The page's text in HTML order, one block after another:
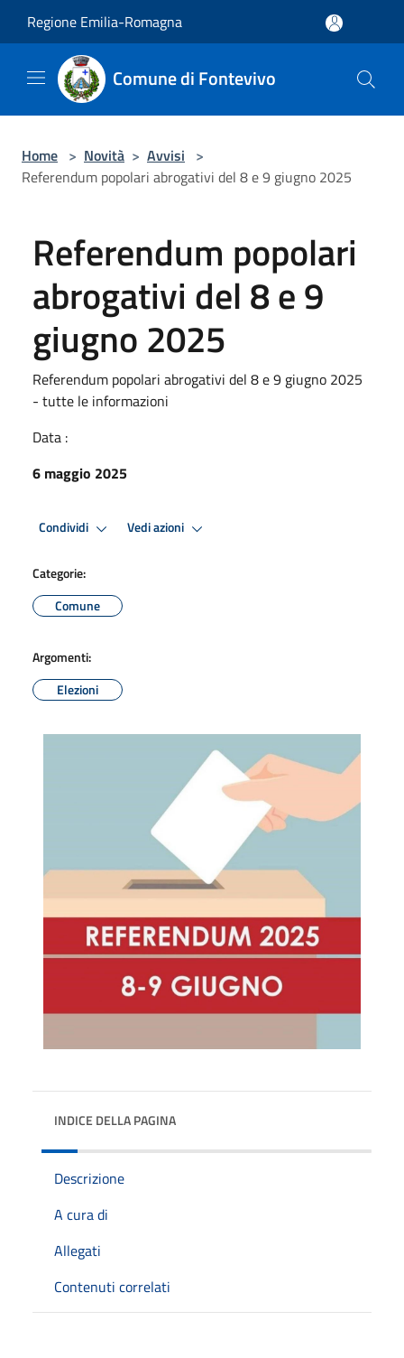
Regione Emilia-Romagna
Comune di Fontevivo
Home > Novità > Avvisi >
Referendum popolari abrogativi del 8 e 9 giugno 2025
Referendum popolari
abrogativi del 8 e 9
giugno 2025
Referendum popolari abrogativi del 8 e 9 giugno 2025
- tutte le informazioni
Data :
6 maggio 2025
Condividi Vedi azioni
Categorie:
Comune
Argomenti:
Elezioni
INDICE DELLA PAGINA
Descrizione
A cura di
Allegati
Contenuti correlati